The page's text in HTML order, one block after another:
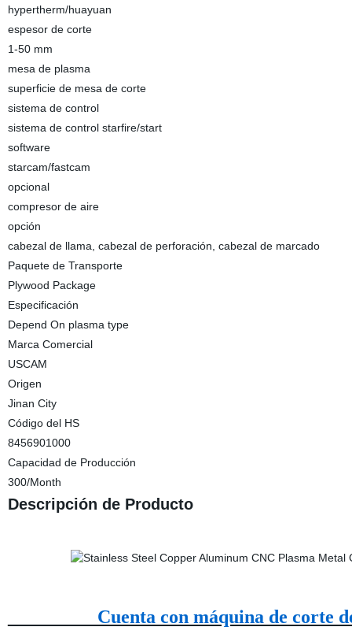
hypertherm/huayuan
espesor de corte
1-50 mm
mesa de plasma
superficie de mesa de corte
sistema de control
sistema de control starfire/start
software
starcam/fastcam
opcional
compresor de aire
opción
cabezal de llama, cabezal de perforación, cabezal de marcado
Paquete de Transporte
Plywood Package
Especificación
Depend On plasma type
Marca Comercial
USCAM
Origen
Jinan City
Código del HS
8456901000
Capacidad de Producción
300/Month
Descripción de Producto
Cuenta con máquina